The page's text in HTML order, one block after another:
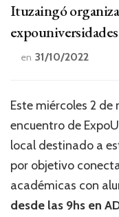
Ituzaingó
en 31/10/2022
Este miércoles 2 de
encuentro de
local destinado a
por objetivo
académicas con
desde las 9hs en